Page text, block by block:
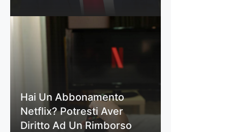
Hai Un Abbonamento
Netflix? Potresti Aver
Diritto Ad Un Rimborso